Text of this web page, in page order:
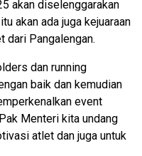
akan diselenggarakan
akan ada juga kejuaraan
dari Pangalengan.
dan running
baik dan kemudian
event
Menteri kita undang
atlet dan juga untuk